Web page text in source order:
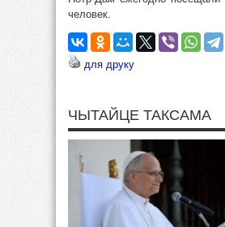
человек.
для друку
ЧЫТАЙЦЕ ТАКСАМА